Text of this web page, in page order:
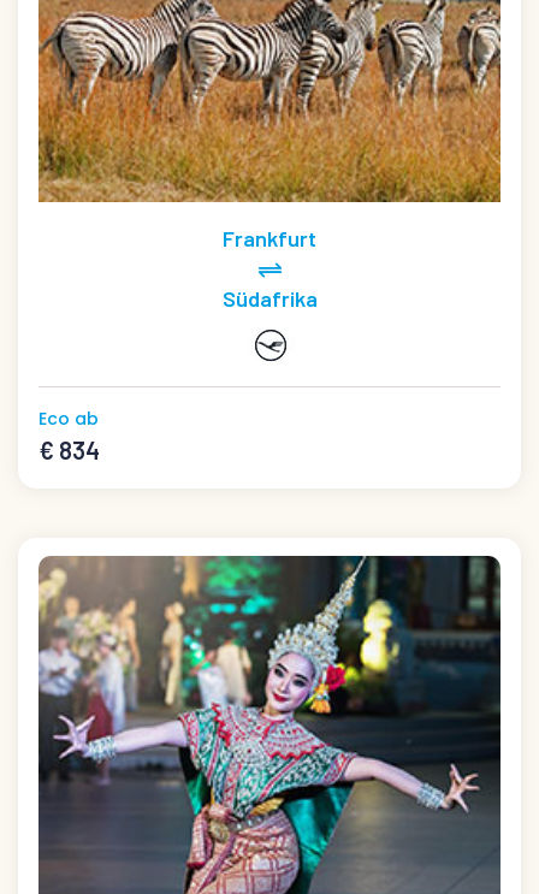
Frankfurt
Südafrika
Eco ab
€ 834